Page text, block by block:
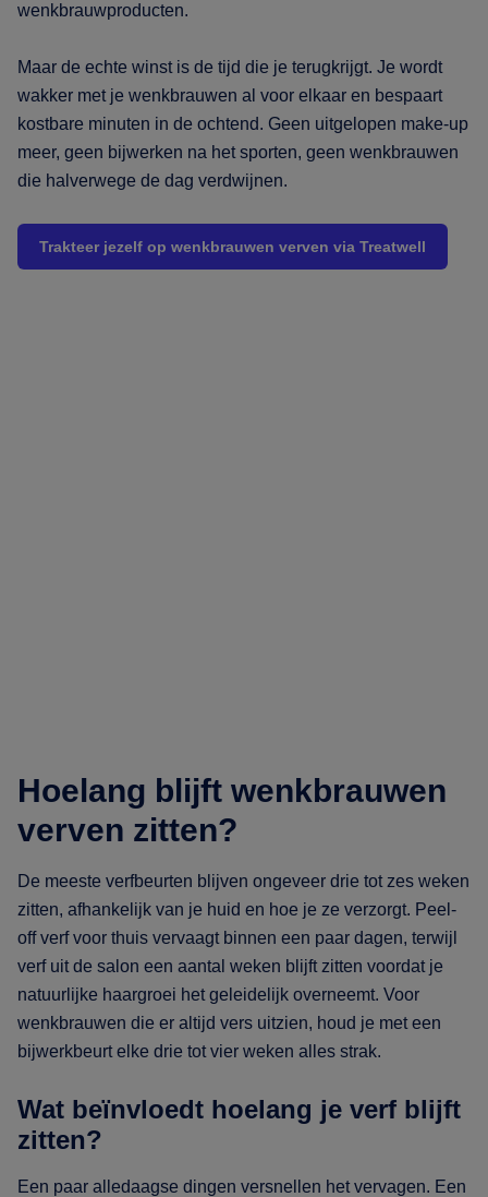
wenkbrauwproducten.
Maar de echte winst is de tijd die je terugkrijgt. Je wordt
wakker met je wenkbrauwen al voor elkaar en bespaart
kostbare minuten in de ochtend. Geen uitgelopen make-up
meer, geen bijwerken na het sporten, geen wenkbrauwen
die halverwege de dag verdwijnen.
Trakteer jezelf op wenkbrauwen verven via Treatwell
Hoelang blijft wenkbrauwen
verven zitten?
De meeste verfbeurten blijven ongeveer drie tot zes weken
zitten, afhankelijk van je huid en hoe je ze verzorgt. Peel-
off verf voor thuis vervaagt binnen een paar dagen, terwijl
verf uit de salon een aantal weken blijft zitten voordat je
natuurlijke haargroei het geleidelijk overneemt. Voor
wenkbrauwen die er altijd vers uitzien, houd je met een
bijwerkbeurt elke drie tot vier weken alles strak.
Wat beïnvloedt hoelang je verf blijft
zitten?
Een paar alledaagse dingen versnellen het vervagen. Een